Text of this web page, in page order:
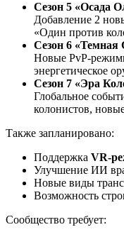
Сезон 5 «Осада
Добавление 2
«Один против
Сезон 6 «Темная
Новые PvP-
энергетическое
Сезон 7 «Эра
Глобальное
колонистов,
Также запланировано:
Поддержка VR-
Улучшение ИИ
Новые виды
Возможность
Сообщество требует: